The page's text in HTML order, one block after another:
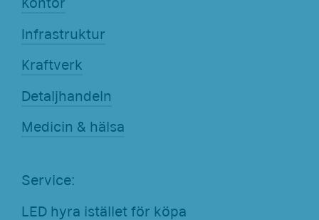
Infrastruktur
Kraftverk
Detaljhandeln
Medicin & hälsa
Service:
LED hyra istället för köpa